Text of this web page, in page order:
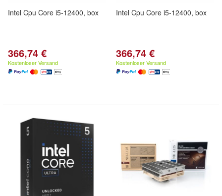
Intel Cpu Core i5-12400, box
366,74 €
Kostenloser Versand
Intel Cpu Core i5-12400, box
366,74 €
Kostenloser Versand